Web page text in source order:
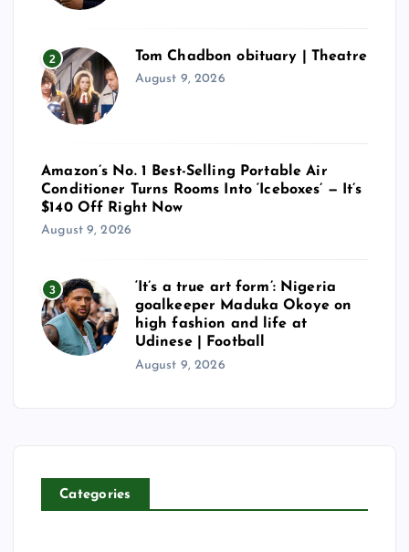
2 Tom Chadbon obituary | Theatre
August 9, 2026
Amazon’s No. 1 Best-Selling Portable Air
Conditioner Turns Rooms Into ‘Iceboxes’ — It’s
$140 Off Right Now
August 9, 2026
3
‘It’s a true art form’: Nigeria
goalkeeper Maduka Okoye on
high fashion and life at
Udinese | Football
August 9, 2026
Categories